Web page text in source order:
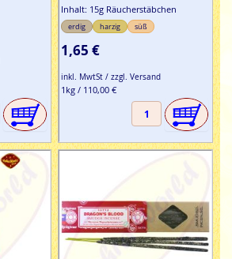
Inhalt: 15g Räucherstäbchen
erdig harzig süß
1,65 €
inkl. MwtSt / zzgl. Versand
1kg / 110,00 €